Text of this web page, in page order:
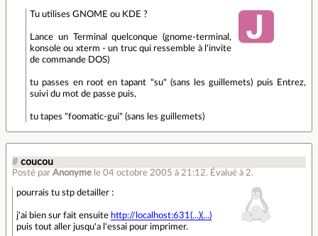
Tu utilises GNOME ou KDE ?
Lance un Terminal quelconque (gnome-terminal,
konsole ou xterm - un truc qui ressemble à l'invite
de commande DOS)
tu passes en root en tapant "su" (sans les guillemets) puis Entrez,
suivi du mot de passe puis,
tu tapes "foomatic-gui" (sans les guillemets)
# coucou
Posté par Anonyme le 04 octobre 2005 à 21:12. Évalué à 2.
pourrais tu stp detailler :
j'ai bien sur fait ensuite http://localhost:631(...)(...)
puis tout aller jusqu'a l'essai pour imprimer.